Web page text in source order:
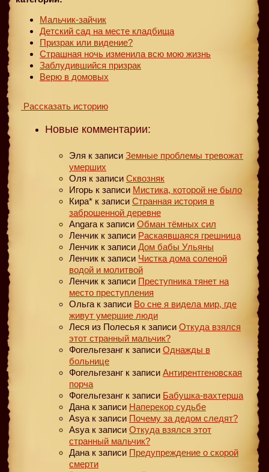
Мальчик-зайчик
Детский сад на месте кладбища
Призрак или видение?
Страшная ночь изменила всю мою жизнь
Заблудившийся призрак
Верю в домовых
Рассказать историю
Новые комментарии:
Эля к записи Земные проблемы тревожат
умерших
Оля к записи Сквозняк
Игорь к записи Мистика, которой не было
Кира* к записи Странная история в
заброшенной деревне
Angara к записи Обман тёмных сил
Ленчик к записи Раскаявшаяся грешница
Ленчик к записи Дом бабы Ульяны
Ленчик к записи Чистка дома соленой
водой и молитвой
Ленчик к записи Преступника тянет на
место преступления
Ольга к записи Во сне я видела мир, где
живут умершие люди
Леся из Полесья к записи Откуда взялся
этот странный мальчик?
Фогельгезанг к записи Однажды в
больнице
Фогельгезанг к записи Антирентгеновская
порча
Фогельгезанг к записи Бабушка-вахтерша
Дана к записи Наперекор судьбе
Asya к записи Почему за дедом следят?
Asya к записи Откуда взялся этот
странный мальчик?
Дана к записи Предупреждение о скорой
смерти